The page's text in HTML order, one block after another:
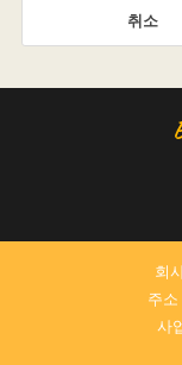
취소
회
주
사